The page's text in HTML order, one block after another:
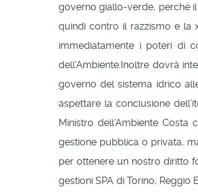
governo giallo-verde, perché
quindi contro il razzismo e la
immediatamente i poteri di
dell’Ambiente.Inoltre dovrà
governo del sistema idrico
aspettare la conclusione
Ministro dell’Ambiente
gestione pubblica o privata,
per ottenere un nostro diritto
gestioni SPA di Torino,